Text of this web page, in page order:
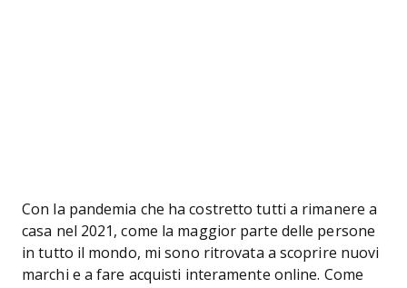
Con la pandemia che ha costretto tutti a rimanere a
casa nel 2021, come la maggior parte delle persone
in tutto il mondo, mi sono ritrovata a scoprire nuovi
marchi e a fare acquisti interamente online. Come